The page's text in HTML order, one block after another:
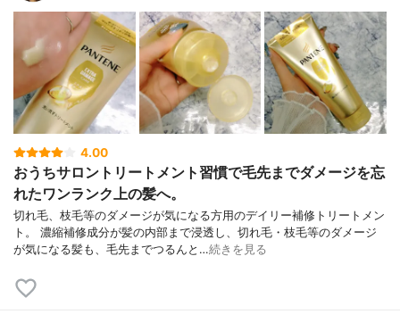
4.00
おうちサロントリートメント習慣で毛先までダメージを忘
れたワンランク上の髪へ。
切れ毛、枝毛等のダメージが気になる方用のデイリー補修トリートメン
ト。 濃縮補修成分が髪の内部まで浸透し、切れ毛・枝毛等のダメージ
が気になる髪も、毛先までつるんと…続きを見る